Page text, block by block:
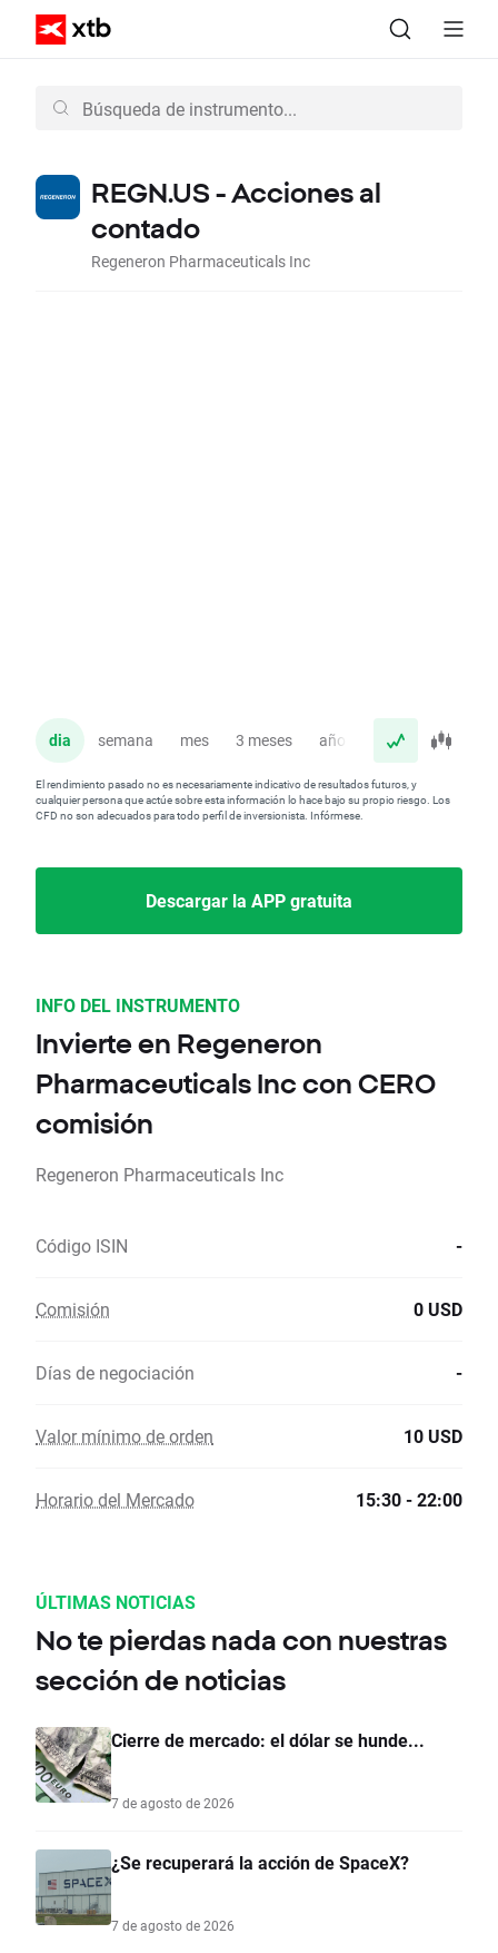
REGN.US - Acciones al
contado
Regeneron Pharmaceuticals Inc
dia semana mes 3 meses año
El rendimiento pasado no es necesariamente indicativo de resultados futuros, y
cualquier persona que actúe sobre esta información lo hace bajo su propio riesgo. Los
CFD no son adecuados para todo perfil de inversionista. Infórmese.
Descargar la APP gratuita
INFO DEL INSTRUMENTO
Invierte en Regeneron
Pharmaceuticals Inc con CERO
comisión
Regeneron Pharmaceuticals Inc
Código ISIN -
Comisión 0 USD
Días de negociación -
Valor mínimo de orden 10 USD
Horario del Mercado 15:30 - 22:00
ÚLTIMAS NOTICIAS
No te pierdas nada con nuestras
sección de noticias
Cierre de mercado: el dólar se hunde...
7 de agosto de 2026
¿Se recuperará la acción de SpaceX?
7 de agosto de 2026